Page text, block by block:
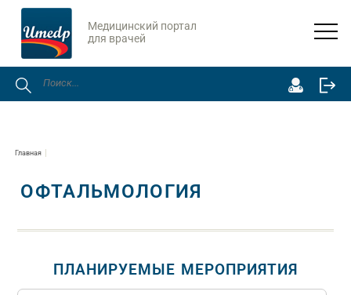
Медицинский портал
для врачей
Главная
ОФТАЛЬМОЛОГИЯ
ПЛАНИРУЕМЫЕ МЕРОПРИЯТИЯ